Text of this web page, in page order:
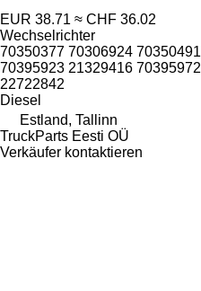
EUR 38.71 ≈ CHF 36.02
Wechselrichter
70350377 70306924
70395923 21329416
22722842
Diesel
Estland, Tallinn
TruckParts Eesti OÜ
Verkäufer kontaktieren